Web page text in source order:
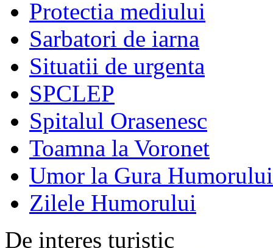
Protectia mediului
Sarbatori de iarna
Situatii de urgenta
SPCLEP
Spitalul Orasenesc
Toamna la Voronet
Umor la Gura Humorului
Zilele Humorului
De interes turistic